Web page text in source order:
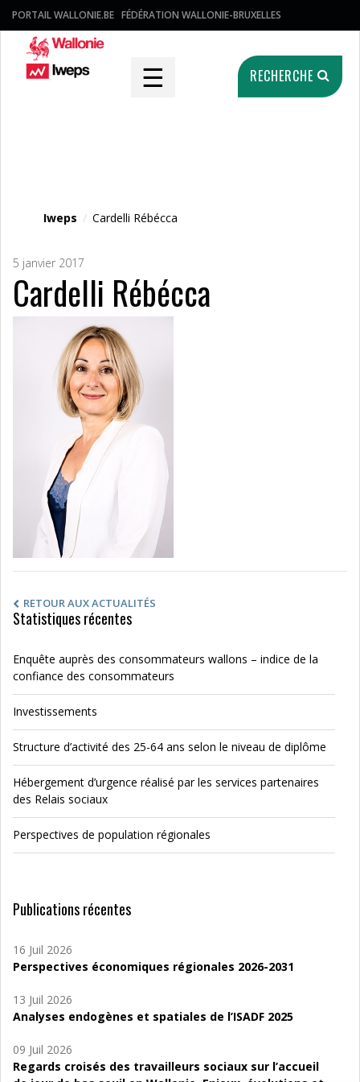
PORTAIL WALLONIE.BE FÉDÉRATION WALLONIE-BRUXELLES
☰ RECHERCHE
Iweps / Cardelli Rébécca
5 janvier 2017
Cardelli Rébécca
RETOUR AUX ACTUALITÉS
Statistiques récentes
Enquête auprès des consommateurs wallons – indice de la
confiance des consommateurs
Investissements
Structure d’activité des 25-64 ans selon le niveau de diplôme
Hébergement d’urgence réalisé par les services partenaires
des Relais sociaux
Perspectives de population régionales
Publications récentes
16 Juil 2026
Perspectives économiques régionales 2026-2031
13 Juil 2026
Analyses endogènes et spatiales de l’ISADF 2025
09 Juil 2026
Regards croisés des travailleurs sociaux sur l’accueil